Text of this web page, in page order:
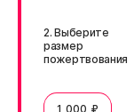
2. Выберите
размер
пожертвования
1 000 ₽